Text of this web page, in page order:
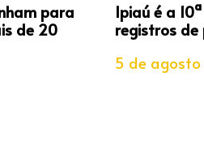
para
de 20
Ipiaú é a
registros de
5 de